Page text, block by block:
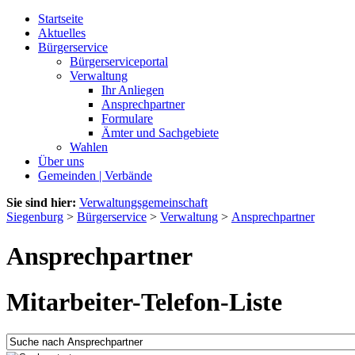
Startseite
Aktuelles
Bürgerservice
Bürgerserviceportal
Verwaltung
Ihr Anliegen
Ansprechpartner
Formulare
Ämter und Sachgebiete
Wahlen
Über uns
Gemeinden | Verbände
Sie sind hier: Verwaltungsgemeinschaft
Siegenburg > Bürgerservice > Verwaltung > Ansprechpartner
Ansprechpartner
Mitarbeiter-Telefon-Liste